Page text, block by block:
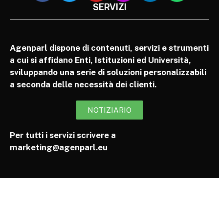
SERVIZI
Agenparl dispone di contenuti, servizi e strumenti
a cui si affidano Enti, Istituzioni ed Università,
sviluppando una serie di soluzioni personalizzabili
a seconda delle necessità dei clienti.
NOTIZIARIO
Per tutti i servizi scrivere a
marketing@agenparl.eu